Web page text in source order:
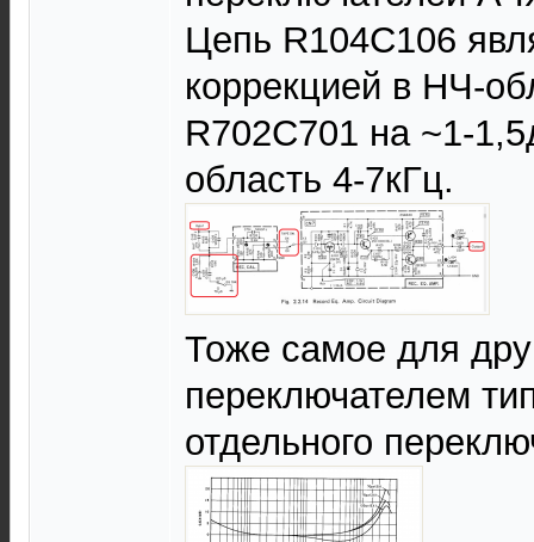
Цепь R104C106
коррекцией в НЧ-
R702C701 на ~1-
область 4-7кГц.
Тоже самое для
переключателем
отдельного